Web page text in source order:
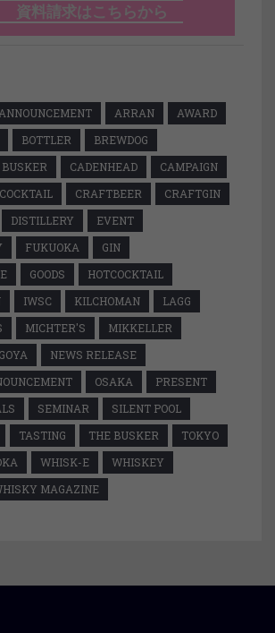
資料請求はこちらから
ANNOUNCEMENT ARRAN
AWARD
BOTTLER
BREWDOG
BUSKER CADENHEAD
CAMPAIGN
COCKTAIL CRAFTBEER
CRAFTGIN
DISTILLERY
EVENT
FUKUOKA
GIN
GOODS
HOTCOCKTAIL
IWSC KILCHOMAN
LAGG
MICHTER'S
MIKKELLER
NEWS RELEASE
OSAKA
PRESENT
SEMINAR
SILENT POOL
TASTING THE BUSKER
TOKYO
WHISK-E
WHISKEY
MAGAZINE